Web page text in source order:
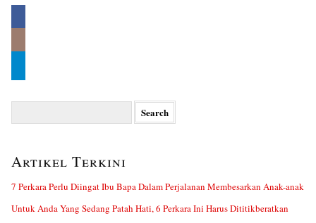
Artikel Terkini
7 Perkara Perlu Diingat Ibu Bapa Dalam Perjalanan Membesarkan Anak-anak
Untuk Anda Yang Sedang Patah Hati, 6 Perkara Ini Harus Dititikberatkan